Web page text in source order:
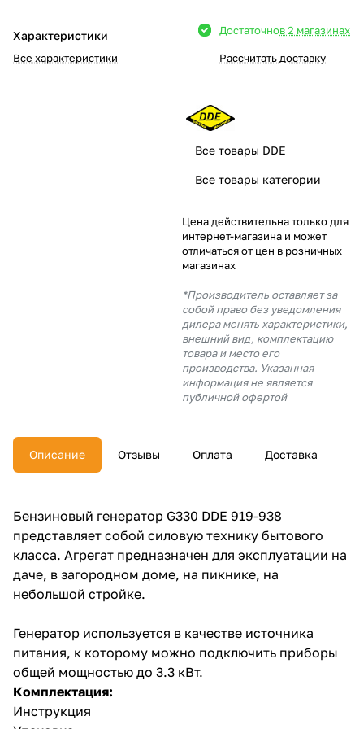
Характеристики
Все характеристики
Достаточнов 2 магазинах
Рассчитать доставку
Все товары DDE
Все товары категории
Цена действительна только для
интернет-магазина и может
отличаться от цен в розничных
магазинах
*Производитель оставляет за
собой право без уведомления
дилера менять характеристики,
внешний вид, комплектацию
товара и место его
производства. Указанная
информация не является
публичной офертой
Описание Отзывы Оплата Доставка
Бензиновый генератор G330 DDE 919-938
представляет собой силовую технику бытового
класса. Агрегат предназначен для эксплуатации на
даче, в загородном доме, на пикнике, на
небольшой стройке.
Генератор используется в качестве источника
питания, к которому можно подключить приборы
общей мощностью до 3.3 кВт.
Комплектация:
Инструкция
в корзину
% картой любого банка
% будут
с вашей карты
раз в 2